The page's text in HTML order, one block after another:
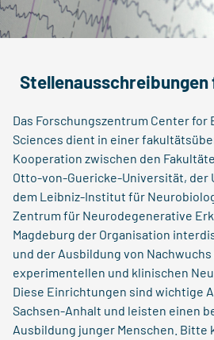
Das Forschungszentrum Center for
Sciences dient in einer
Kooperation zwischen den
Otto-von-Guericke-Universität, der
dem Leibniz-Institut für
Zentrum für Neurodegenerative
Magdeburg der Organisation
und der Ausbildung von
experimentellen und klinischen
Diese Einrichtungen sind wichtige
Sachsen-Anhalt und leisten einen
Ausbildung junger Menschen. Bitte